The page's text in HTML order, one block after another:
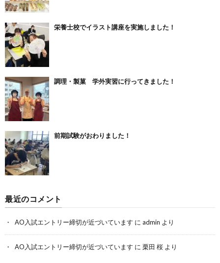
栄養士校でイラスト講座を実施しました！
調理・製菓 学外実習に行ってきました！
前期試験がおわりました！
最近のコメント
AO入試エントリー締切が近づいています に admin より
AO入試エントリー締切が近づいています に 栗田 桜 より